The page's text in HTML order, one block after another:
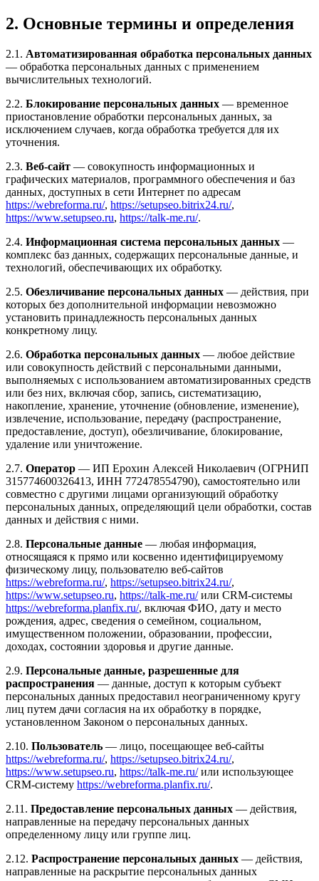
2. Основные термины и определения
2.1. Автоматизированная обработка персональных данных
— обработка персональных данных с применением
вычислительных технологий.
2.2. Блокирование персональных данных — временное
приостановление обработки персональных данных, за
исключением случаев, когда обработка требуется для их
уточнения.
2.3. Веб-сайт — совокупность информационных и
графических материалов, программного обеспечения и баз
данных, доступных в сети Интернет по адресам
https://webreforma.ru/, https://setupseo.bitrix24.ru/,
https://www.setupseo.ru, https://talk-me.ru/.
2.4. Информационная система персональных данных —
комплекс баз данных, содержащих персональные данные, и
технологий, обеспечивающих их обработку.
2.5. Обезличивание персональных данных — действия, при
которых без дополнительной информации невозможно
установить принадлежность персональных данных
конкретному лицу.
2.6. Обработка персональных данных — любое действие
или совокупность действий с персональными данными,
выполняемых с использованием автоматизированных средств
или без них, включая сбор, запись, систематизацию,
накопление, хранение, уточнение (обновление, изменение),
извлечение, использование, передачу (распространение,
предоставление, доступ), обезличивание, блокирование,
удаление или уничтожение.
2.7. Оператор — ИП Ерохин Алексей Николаевич (ОГРНИП
315774600326413, ИНН 772478554790), самостоятельно или
совместно с другими лицами организующий обработку
персональных данных, определяющий цели обработки, состав
данных и действия с ними.
2.8. Персональные данные — любая информация,
относящаяся к прямо или косвенно идентифицируемому
физическому лицу, пользователю веб-сайтов
https://webreforma.ru/, https://setupseo.bitrix24.ru/,
https://www.setupseo.ru, https://talk-me.ru/или CRM-системы
https://webreforma.planfix.ru/, включая ФИО, дату и место
рождения, адрес, сведения о семейном, социальном,
имущественном положении, образовании, профессии,
доходах, состоянии здоровья и другие данные.
2.9. Персональные данные, разрешенные для
распространения — данные, доступ к которым субъект
персональных данных предоставил неограниченному кругу
лиц путем дачи согласия на их обработку в порядке,
установленном Законом о персональных данных.
2.10. Пользователь — лицо, посещающее веб-сайты
https://webreforma.ru/, https://setupseo.bitrix24.ru/,
https://www.setupseo.ru, https://talk-me.ru/или использующее
CRM-систему https://webreforma.planfix.ru/.
2.11. Предоставление персональных данных — действия,
направленные на передачу персональных данных
определенному лицу или группе лиц.
2.12. Распространение персональных данных — действия,
направленные на раскрытие персональных данных